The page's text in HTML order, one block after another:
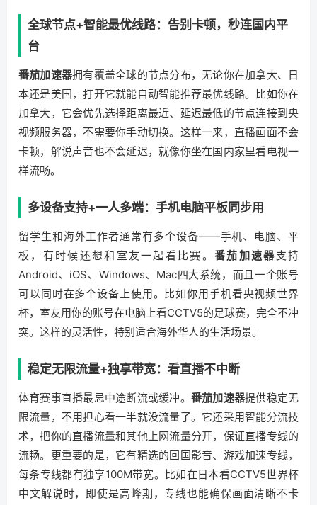
全球节点+智能最优线路：告别卡顿，秒连国内平
台
番茄加速器拥有覆盖全球的节点分布，无论你在加拿大、日
本还是美国，打开它就能自动智能推荐最优线路。比如你在
加拿大，它会优先选择距离最近、延迟最低的节点连接到央
视频服务器，不需要你手动切换。这样一来，直播画面不会
卡顿，解说声音也不会延迟，就像你坐在国内家里看电视一
样流畅。
多设备支持+一人多端：手机电脑平板同步用
留学生和海外工作者通常有多个设备——手机、电脑、平
板，有时候还想和室友一起看比赛。番茄加速器支持
Android、iOS、Windows、Mac四大系统，而且一个账号
可以同时在多个设备上使用。比如你用手机看央视频世界
杯，室友用你的账号在电脑上看CCTV5的足球赛，完全不冲
突。这样的灵活性，特别适合海外华人的生活场景。
稳定无限流量+独享带宽：看直播不中断
体育赛事直播最忌中途断流或缓冲。 番茄加速器提供稳定无
限流量，不用担心看一半就没流量了。它还采用智能分流技
术，把你的直播流量和其他上网流量分开，保证直播专线的
流畅。更重要的是，它有精选的回国影音、游戏加速专线，
每条专线都有独享100M带宽。比如在日本看CCTV5世界杯
中文解说时，即使是高峰期，专线也能确保画面清晰不卡